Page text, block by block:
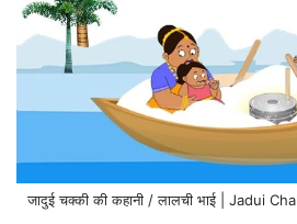
जादुई चक्की की कहानी / लालची भाई | Jadui